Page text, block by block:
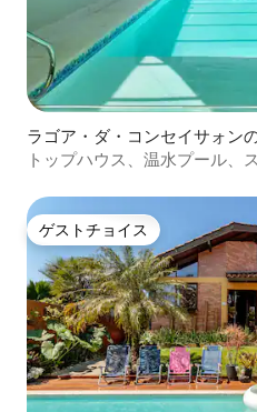
ラゴア・ダ・コンセイサォン
トップハウス、温水プール、
ゲストチョイス
ゲストチョイス